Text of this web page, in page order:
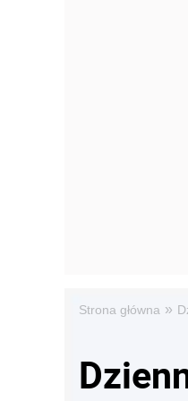
Strona główna »